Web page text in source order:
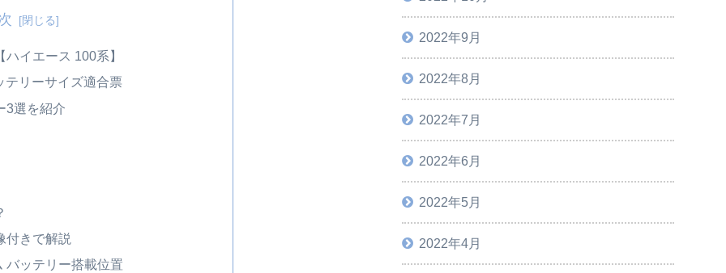
イエース 100系】
リーサイズ適合票
3選を紹介
付きで解説
バッテリー搭載位置
2022年9月
2022年8月
2022年7月
2022年6月
2022年5月
2022年4月